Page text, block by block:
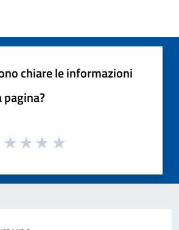
chiare le informazioni
pagina?